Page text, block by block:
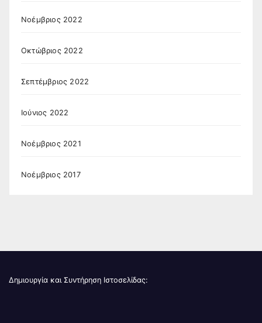
Νοέμβριος 2022
Οκτώβριος 2022
Σεπτέμβριος 2022
Ιούνιος 2022
Νοέμβριος 2021
Νοέμβριος 2017
Δημιουργία και Συντήρηση Ιστοσελίδας: